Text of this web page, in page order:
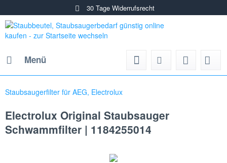
30 Tage Widerrufsrecht
Menü
Staubsaugerfilter für AEG, Electrolux
Electrolux Original Staubsauger
Schwammfilter | 1184255014